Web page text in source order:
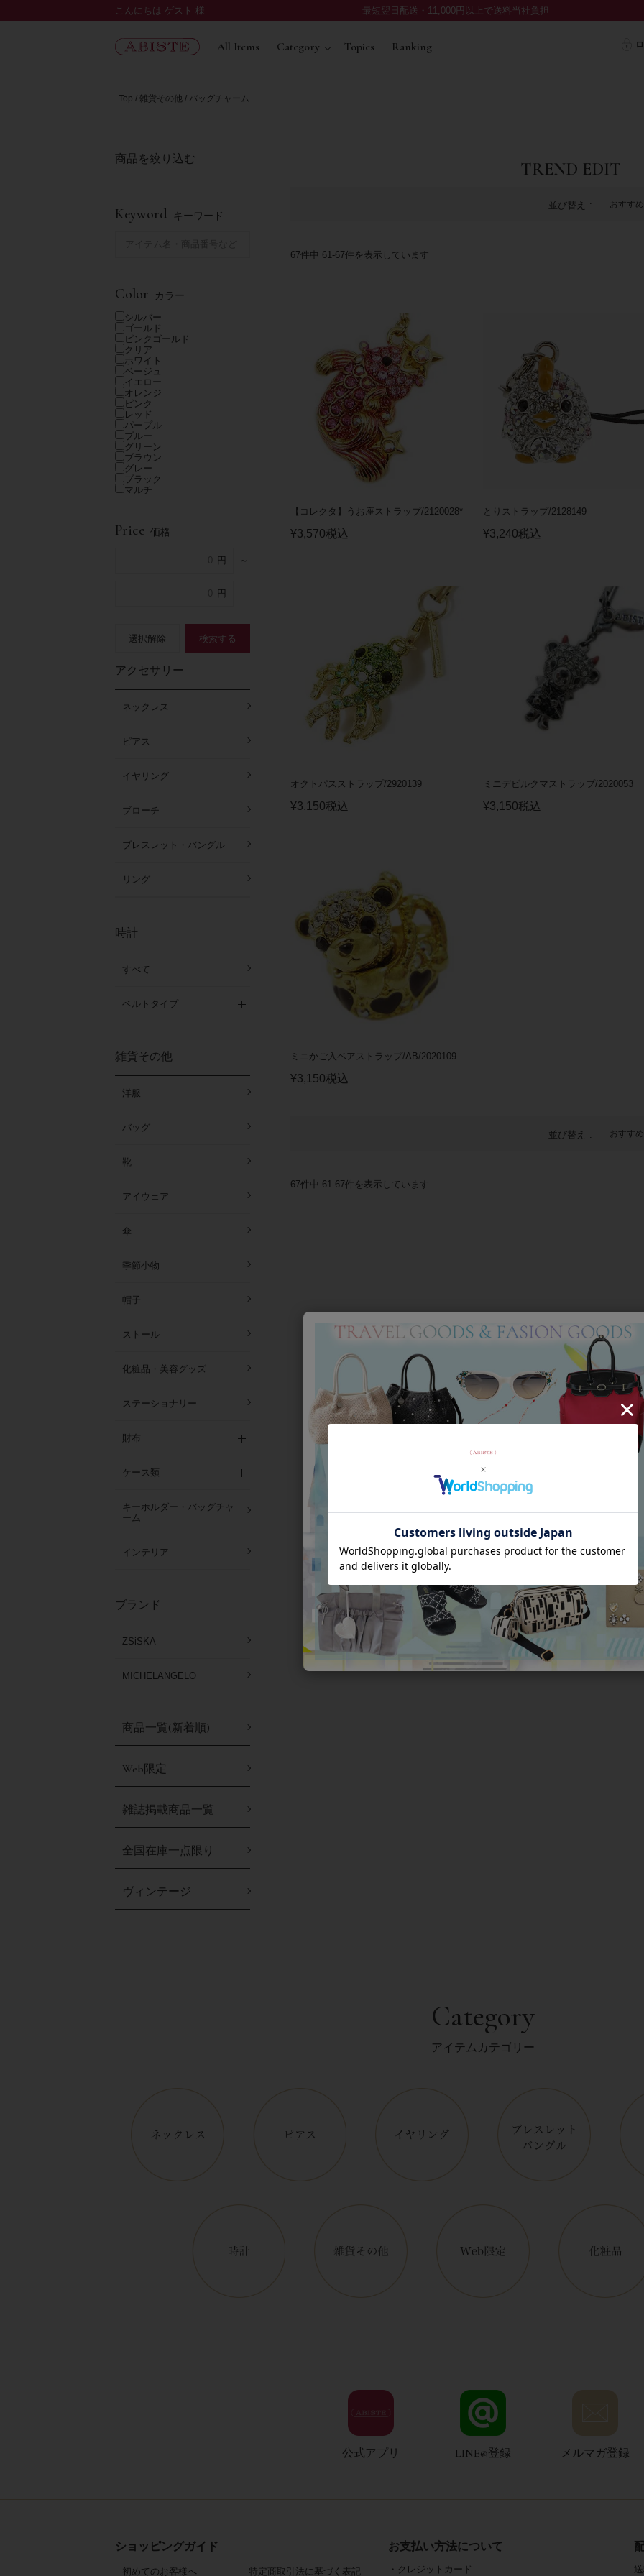
こんにちは ゲスト 様 最短翌日配送・11,000円以上で送料当社負担
All Items Category Topics Ranking
Top 雑貨その他 バッグチャーム
商品を絞り込む
Keyword キーワード
Color カラー
シルバー
ゴールド
ピンクゴールド
クリア
ホワイト
ベージュ
イエロー
オレンジ
ピンク
レッド
パープル
ブルー
グリーン
ブラウン
グレー
ブラック
マルチ
Price 価格
～
アクセサリー
ネックレス
ピアス
イヤリング
ブローチ
ブレスレット・バングル
リング
時計
すべて
ベルトタイプ
雑貨その他
洋服
バッグ
靴
アイウェア
傘
季節小物
帽子
ストール
化粧品・美容グッズ
ステーショナリー
財布
ケース類
キーホルダー・バッグチャ
ーム
インテリア
ブランド
ZSiSKA
MICHELANGELO
商品一覧(新着順)
Web限定
雑誌掲載商品一覧
全国在庫一点限り
ヴィンテージ
TREND EDIT
並び替え おすすめ
67件中 61-67
【コレクタ】うお座ストラップ/2120028*
¥3,570税込
とりストラップ/2128149
¥3,240税込
オクトパスストラップ/2920139
¥3,150税込
ミニデビルクマストラップ/2020053
¥3,150税込
ミニかご入ベアストラップ/AB/2020109
¥3,150税込
並び替え おすすめ
67件中 61-67
Category
アイテムカテゴリー
公式アプリ LINE@登録 メルマガ登録
ショッピングガイド
初めてのお客様へ 特定商取引法に基づく表記
お支払い方法について
・クレジットカード